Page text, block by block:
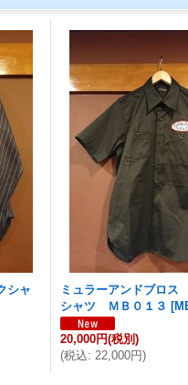
シャ
ミュラーアンドブロ
シャツ ＭＢ０１３ [
20,000円(税別)
(税込: 22,000円)